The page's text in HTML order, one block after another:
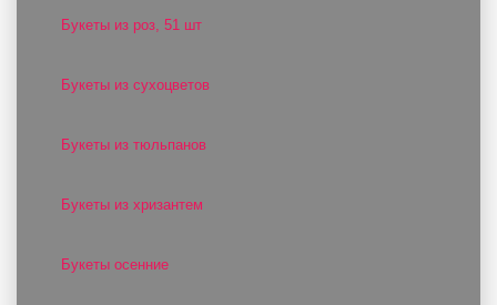
Букеты из роз, 51 шт
Букеты из сухоцветов
Букеты из тюльпанов
Букеты из хризантем
Букеты осенние